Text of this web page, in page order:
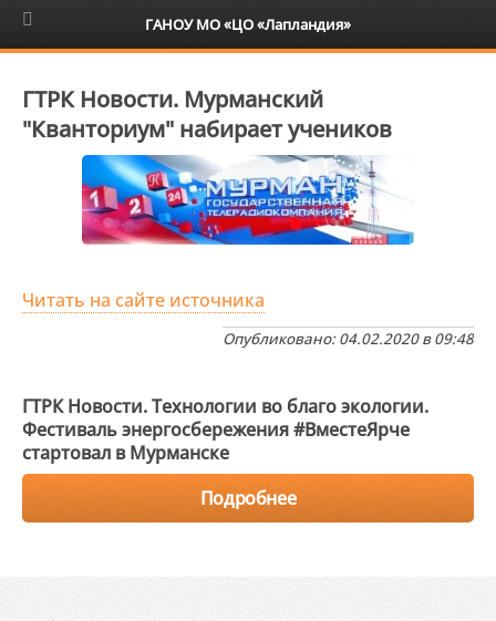
6+
ГТРК Новости. Мурманский
"Кванториум" набирает учеников
Читать на сайте источника
Опубликовано: 04.02.2020 в 09:48
ГТРК Новости. Технологии во благо экологии.
Фестиваль энергосбережения #ВместеЯрче
стартовал в Мурманске
Подробнее
ГАНОУ МО «ЦО «Лапландия»